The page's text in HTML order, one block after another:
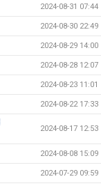
2024-08-31 07:44
2024-08-30 22:49
2024-08-29 14:00
2024-08-28 12:07
2024-08-23 11:01
2024-08-22 17:33
2024-08-17 12:53
2024-08-08 15:09
2024-07-29 09:59